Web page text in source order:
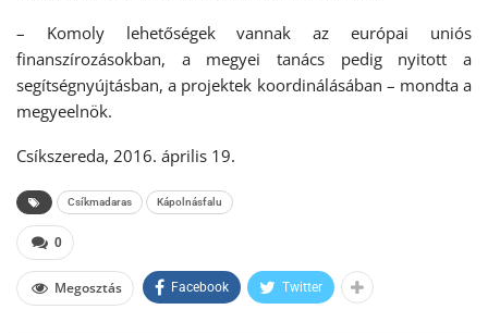
– Komoly lehetőségek vannak az európai uniós
finanszírozásokban, a megyei tanács pedig nyitott a
segítségnyújtásban, a projektek koordinálásában – mondta a
megyeelnök.
Csíkszereda, 2016. április 19.
Csíkmadaras Kápolnásfalu
0
Megosztás Facebook Twitter